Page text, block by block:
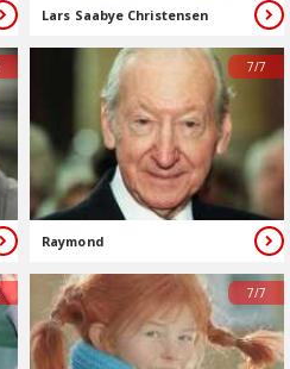
Lars Saabye Christensen
Raymond
7/7
7/7